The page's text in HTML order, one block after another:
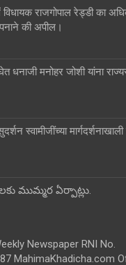
राजगोपाल रेड्डी का
की अपील।
धनाजी मनोहर जोशी यांना
स्वामीजींच्या मार्गदर्शनाखाली
ముమ్మర ఏర్పాట్లు.
Newspaper RNI No.
MahimaKhadicha.com